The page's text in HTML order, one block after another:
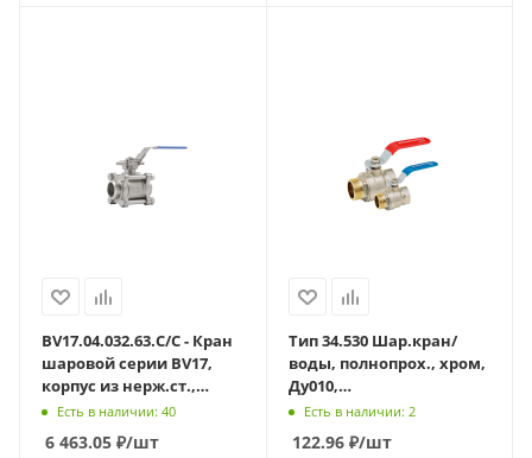
BV17.04.032.63.C/C - Кран
шаровой серии BV17,
корпус из нерж.ст.,
полнопроходный DN32
PN63, с/с, c ISO-фланцем
F05/F07
Есть в наличии: 40
6 463.05 ₽/шт
Тип 34.530 Шар.кран/
воды, полнопрох., хром,
Ду010,
Ру25,Траб=95,Тмах=110гр,
внутр/внешн.р.,
обычная рукоятка
Есть в наличии: 2
122.96₽/шт